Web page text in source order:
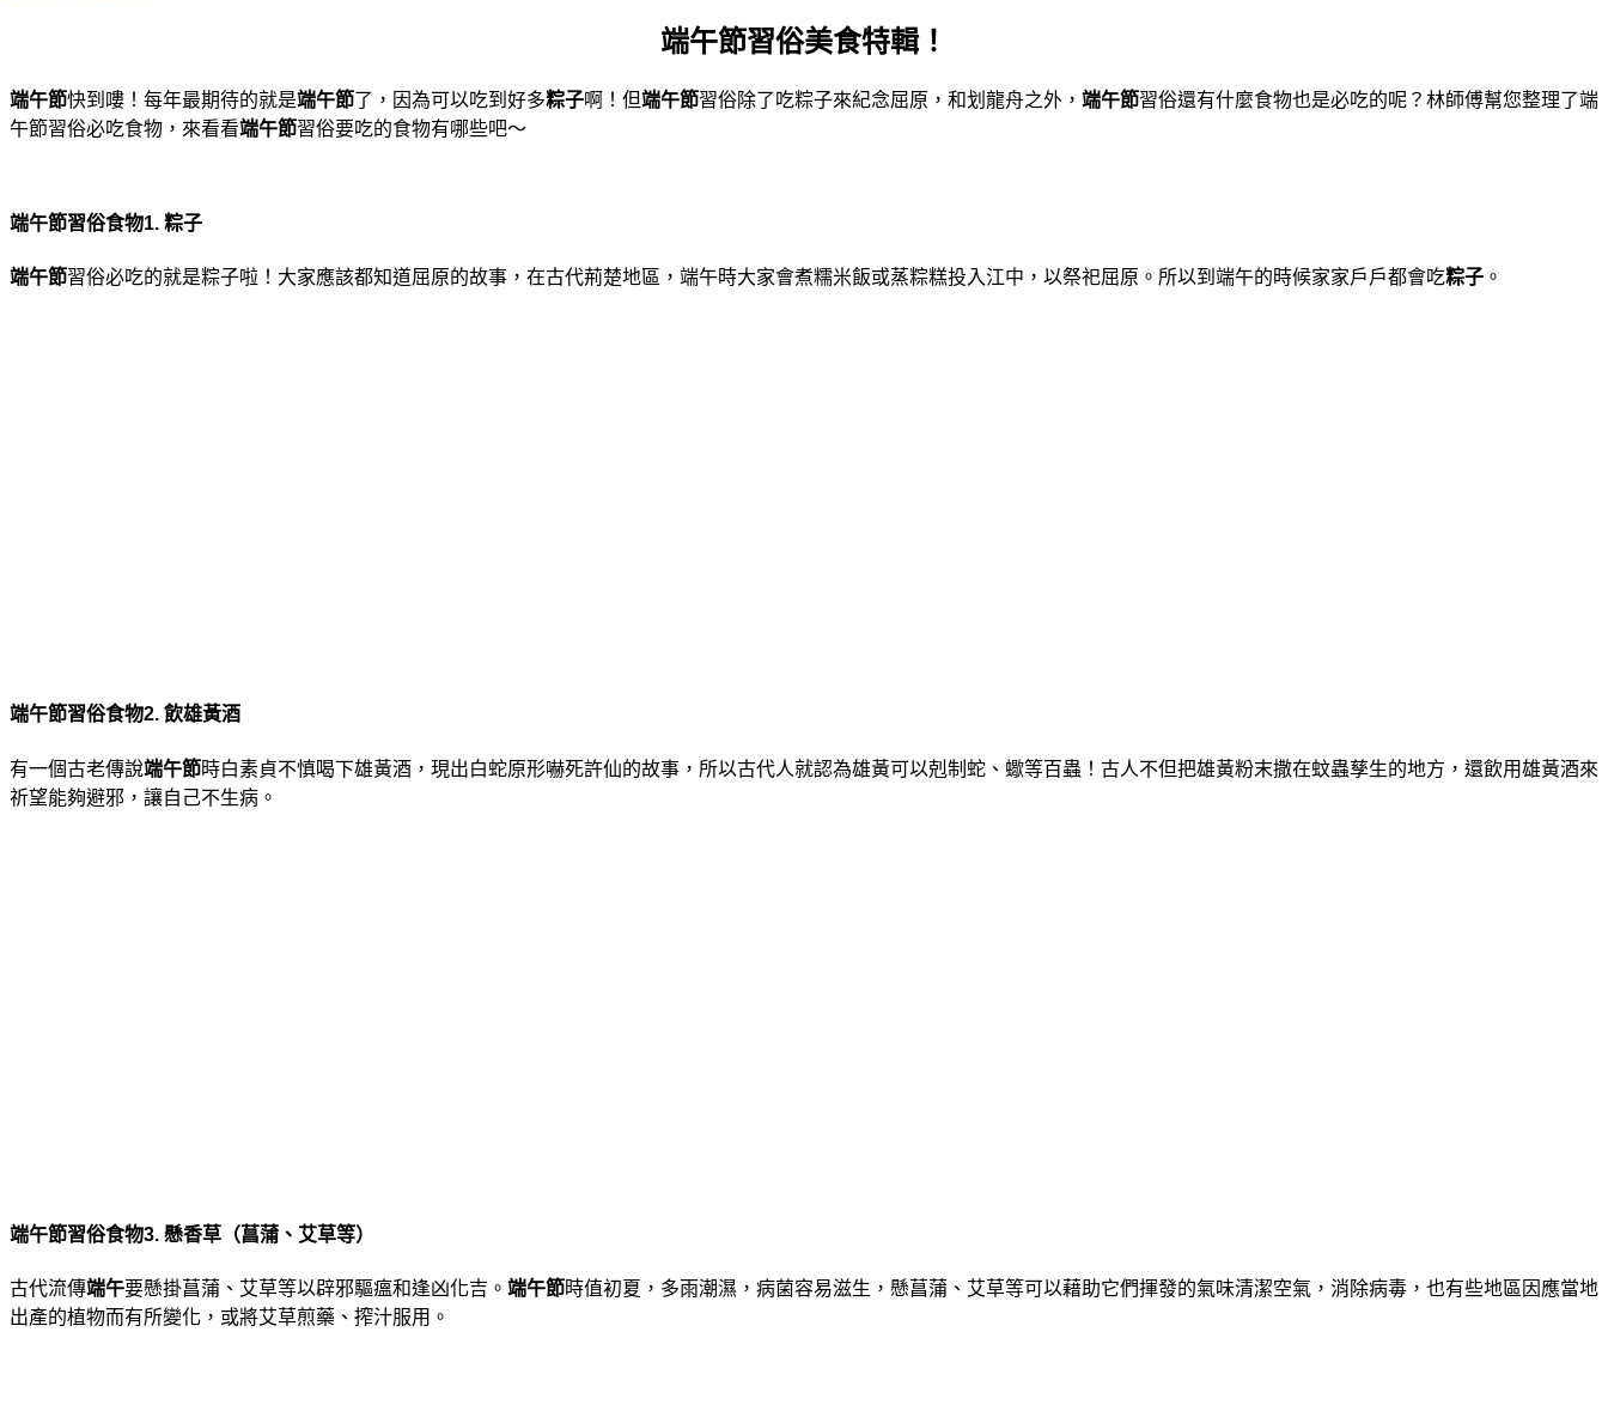
端午節習俗美食特輯！
端午節快到嘍！每年最期待的就是端午節了，因為可以吃到好多粽子啊！但端午節習俗除了吃粽子來紀念屈原，和划龍舟之外， 端午節習俗還有什麼食物也是必吃的呢？林師傅幫您整理了端
午節習俗必吃食物，來看看端午節習俗要吃的食物有哪些吧～
端午節習俗食物1. 粽子
端午節習俗必吃的就是粽子啦！大家應該都知道屈原的故事，在古代荊楚地區，端午時大家會煮糯米飯或蒸粽糕投入江中，以祭祀屈原。所以到端午的時候家家戶戶都會吃粽子 。
端午節習俗食物2. 飲雄黃酒
有一個古老傳說端午節時白素貞不慎喝下雄黃酒，現出白蛇原形嚇死許仙的故事，所以古代人就認為雄黃可以剋制蛇、蠍等百蟲！古人不但把雄黃粉末撒在蚊蟲孳生的地方，還飲用雄黃酒來
祈望能夠避邪，讓自己不生病。
端午節習俗食物3. 懸香草（菖蒲、艾草等）
古代流傳端午要懸掛菖蒲、艾草等以辟邪驅瘟和逢凶化吉。 端午節時值初夏，多雨潮濕，病菌容易滋生，懸菖蒲、艾草等可以藉助它們揮發的氣味清潔空氣，消除病毒，也有些地區因應當地
出產的植物而有所變化，或將艾草煎藥、搾汁服用。